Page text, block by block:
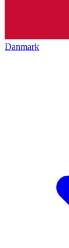
Danmark